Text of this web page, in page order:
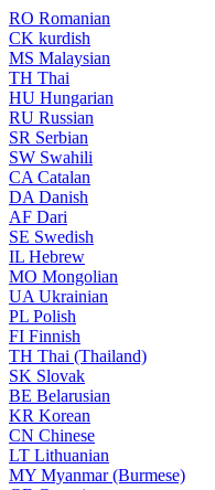
RO Romanian
CK kurdish
MS Malaysian
TH Thai
HU Hungarian
RU Russian
SR Serbian
SW Swahili
CA Catalan
DA Danish
AF Dari
SE Swedish
IL Hebrew
MO Mongolian
UA Ukrainian
PL Polish
FI Finnish
TH Thai (Thailand)
SK Slovak
BE Belarusian
KR Korean
CN Chinese
LT Lithuanian
MY Myanmar (Burmese)